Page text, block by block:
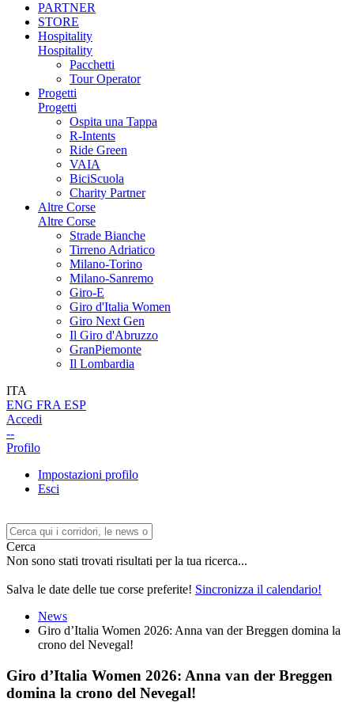
PARTNER
STORE
Hospitality
Hospitality
Pacchetti
Tour Operator
Progetti
Progetti
Ospita una Tappa
R-Intents
Ride Green
VAIA
BiciScuola
Charity Partner
Altre Corse
Altre Corse
Strade Bianche
Tirreno Adriatico
Milano-Torino
Milano-Sanremo
Giro-E
Giro d'Italia Women
Giro Next Gen
Il Giro d'Abruzzo
GranPiemonte
Il Lombardia
ITA
ENG FRA ESP
Accedi
--
Profilo
Impostazioni profilo
Esci
Cerca
Non sono stati trovati risultati per la tua ricerca...
Salva le date delle tue corse preferite! Sincronizza il calendario!
News
Giro d’Italia Women 2026: Anna van der Breggen domina la
crono del Nevegal!
Giro d’Italia Women 2026: Anna van der Breggen
domina la crono del Nevegal!